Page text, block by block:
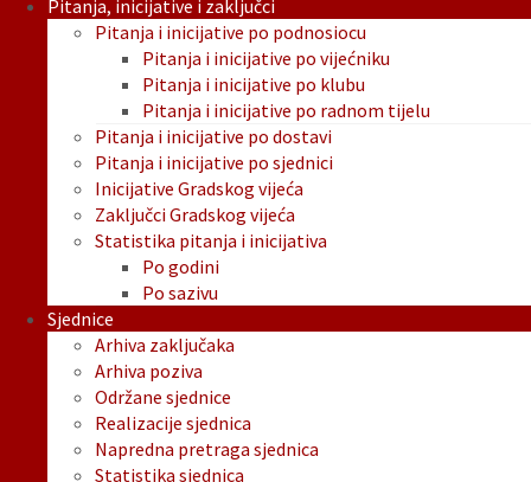
Pitanja, inicijative i zaključci
Pitanja i inicijative po podnosiocu
Pitanja i inicijative po vijećniku
Pitanja i inicijative po klubu
Pitanja i inicijative po radnom tijelu
Pitanja i inicijative po dostavi
Pitanja i inicijative po sjednici
Inicijative Gradskog vijeća
Zaključci Gradskog vijeća
Statistika pitanja i inicijativa
Po godini
Po sazivu
Sjednice
Arhiva zaključaka
Arhiva poziva
Održane sjednice
Realizacije sjednica
Napredna pretraga sjednica
Statistika sjednica